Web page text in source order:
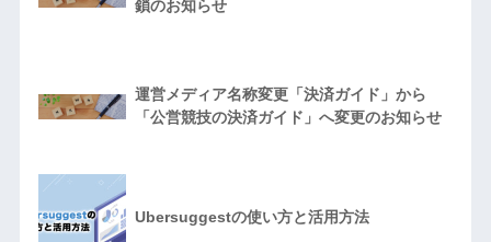
鎖のお知らせ
運営メディア名称変更「決済ガイド」から
「公営競技の決済ガイド」へ変更のお知らせ
Ubersuggestの使い方と活用方法